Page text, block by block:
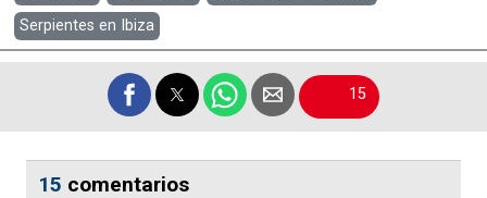
Serpientes en Ibiza
15
15 comentarios